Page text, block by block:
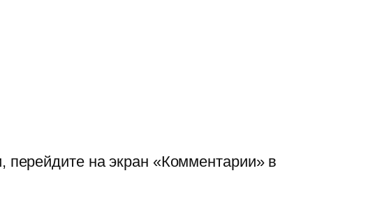
перейдите на экран «Комментарии» в